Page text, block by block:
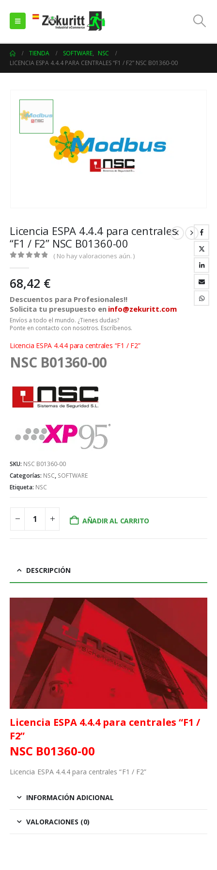
TIENDA SOFTWARE, NSC
LICENCIA ESPA 4.4.4 PARA CENTRALES “F1 / F2” NSC B01360-00
Licencia ESPA 4.4.4 para centrales
“F1 / F2” NSC B01360-00
( No hay valoraciones aún. )
68,42 €
Descuentos para Profesionales!!
Solicita tu presupuesto en info@zekuritt.com
Envíos a todo el mundo. ¿Tienes dudas?
Ponte en contacto con nosotros. Escríbenos.
Licencia ESPA 4.4.4 para centrales “F1 / F2”
NSC B01360-00
SKU: NSC B01360-00
Categorías: NSC, SOFTWARE
Etiqueta: NSC
AÑADIR AL CARRITO
DESCRIPCIÓN
Licencia ESPA 4.4.4 para centrales “F1 /
F2”
NSC B01360-00
Licencia ESPA 4.4.4 para centrales “F1 / F2”
INFORMACIÓN ADICIONAL
VALORACIONES (0)